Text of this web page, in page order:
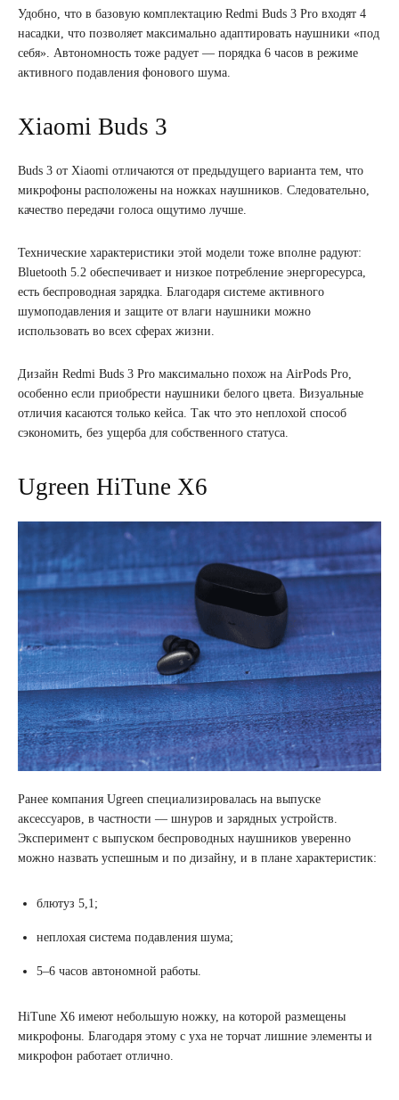
Удобно, что в базовую комплектацию Redmi Buds 3 Pro входят 4
насадки, что позволяет максимально адаптировать наушники «под
себя». Автономность тоже радует — порядка 6 часов в режиме
активного подавления фонового шума.
Xiaomi Buds 3
Buds 3 от Xiaomi отличаются от предыдущего варианта тем, что
микрофоны расположены на ножках наушников. Следовательно,
качество передачи голоса ощутимо лучше.
Технические характеристики этой модели тоже вполне радуют:
Bluetooth 5.2 обеспечивает и низкое потребление энергоресурса,
есть беспроводная зарядка. Благодаря системе активного
шумоподавления и защите от влаги наушники можно
использовать во всех сферах жизни.
Дизайн Redmi Buds 3 Pro максимально похож на AirPods Pro,
особенно если приобрести наушники белого цвета. Визуальные
отличия касаются только кейса. Так что это неплохой способ
сэкономить, без ущерба для собственного статуса.
Ugreen HiTune X6
Ранее компания Ugreen специализировалась на выпуске
аксессуаров, в частности — шнуров и зарядных устройств.
Эксперимент с выпуском беспроводных наушников уверенно
можно назвать успешным и по дизайну, и в плане характеристик:
блютуз 5,1;
неплохая система подавления шума;
5–6 часов автономной работы.
HiTune X6 имеют небольшую ножку, на которой размещены
микрофоны. Благодаря этому с уха не торчат лишние элементы и
микрофон работает отлично.